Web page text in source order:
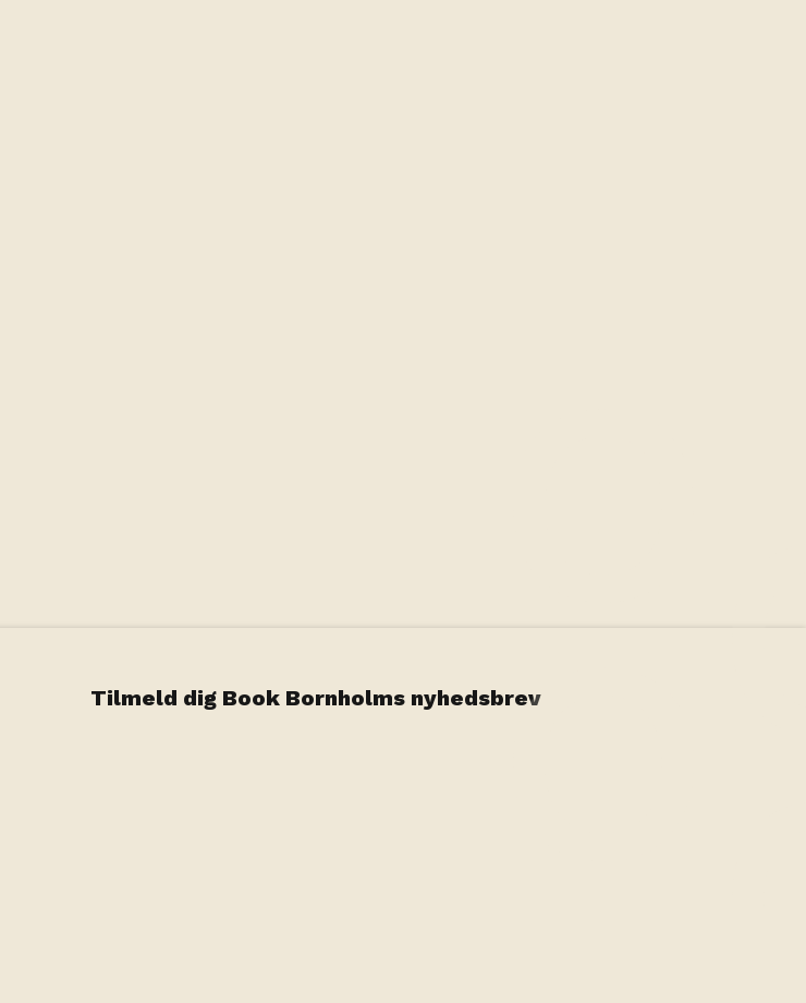
Tilmeld dig Book Bornholms nyhedsbrev